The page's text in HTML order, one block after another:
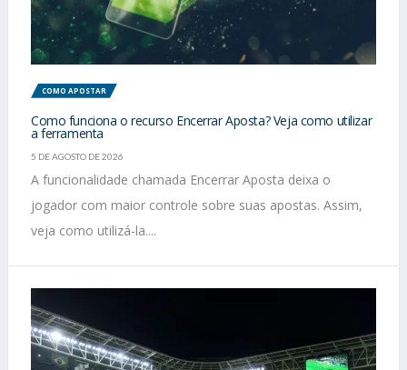
COMO APOSTAR
Como funciona o recurso Encerrar Aposta? Veja como utilizar
a ferramenta
5 DE AGOSTO DE 2026
A funcionalidade chamada Encerrar Aposta deixa o
jogador com maior controle sobre suas apostas. Assim,
veja como utilizá-la....